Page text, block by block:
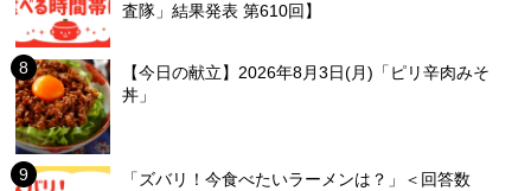
査隊」結果発表 第610回】
【今日の献立】2026年8月3日(月)「ピリ辛肉みそ
丼」
「ズバリ！今食べたいラーメンは？」＜回答数